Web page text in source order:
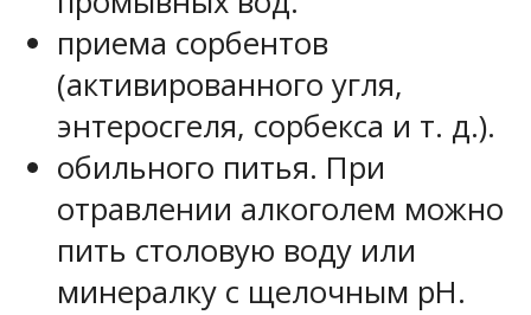
приема сорбентов
(активированного угля,
энтеросгеля, сорбекса и т. д.).
обильного питья. При
отравлении алкоголем можно
пить столовую воду или
минералку с щелочным рН.